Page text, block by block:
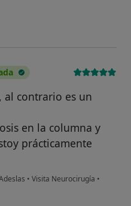
al contrario es un
en la columna y
prácticamente
• Visita Neurocirugía •
una app
hablar
o